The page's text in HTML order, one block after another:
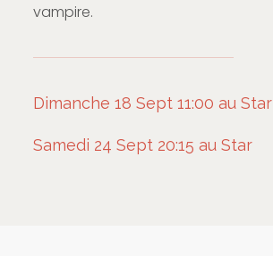
vampire.
Dimanche 18 Sept 11:00 au Star
Samedi 24 Sept 20:15 au Star